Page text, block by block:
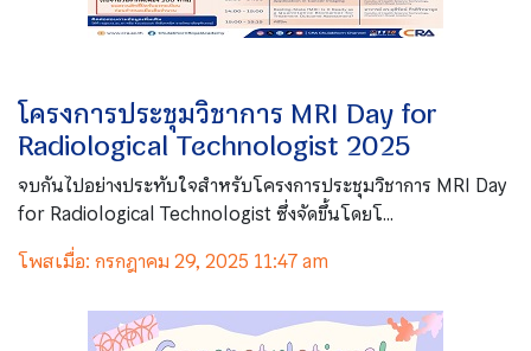
โครงการประชุมวิชาการ MRI Day for
Radiological Technologist 2025
จบกันไปอย่างประทับใจสำหรับโครงการประชุมวิชาการ MRI Day
for Radiological Technologist ซึ่งจัดขึ้นโดยโ...
โพสเมื่อ: กรกฎาคม 29, 2025 11:47 am